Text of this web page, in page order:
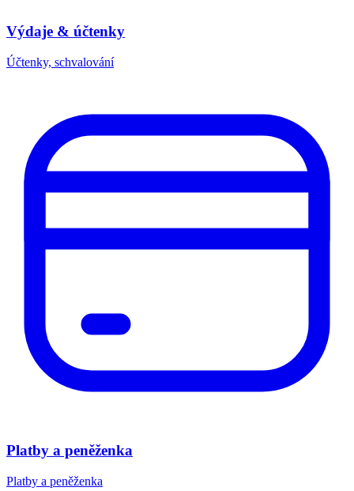
Výdaje & účtenky
Účtenky, schvalování
Platby a peněženka
Platby a peněženka